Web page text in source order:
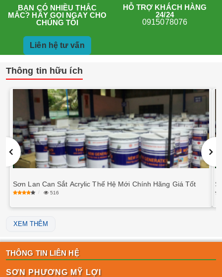
BẠN CÓ NHIỀU THẮC
MẮC? HÃY GỌI NGAY CHO
CHÚNG TÔI
HỖ TRỢ KHÁCH HÀNG
24/24
0915078076
Liên hệ tư vấn
Thông tin hữu ích
Sơn Lan Can Sắt Acrylic Thế Hệ Mới Chính Hãng Giá Tốt
516
XEM THÊM
THÔNG TIN LIÊN HỆ
SƠN PHƯƠNG MỸ LỢI